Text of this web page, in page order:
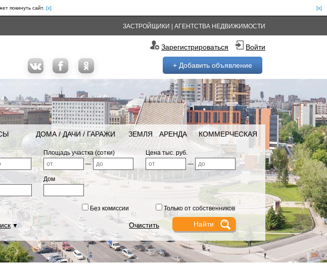
покинуть сайт. [x]
[x]
ЗАСТРОЙЩИКИ АГЕНТСТВА НЕДВИЖИМОСТИ
Зарегистрироваться Войти
+ Добавить объявление
ДОМА / ДАЧИ / ГАРАЖИ ЗЕМЛЯ АРЕНДА КОММЕРЧЕСКАЯ
Площадь участка (сотки)
—
Цена тыс. руб.
—
Дом
Без комиссии Только от собственников
▼ Очистить